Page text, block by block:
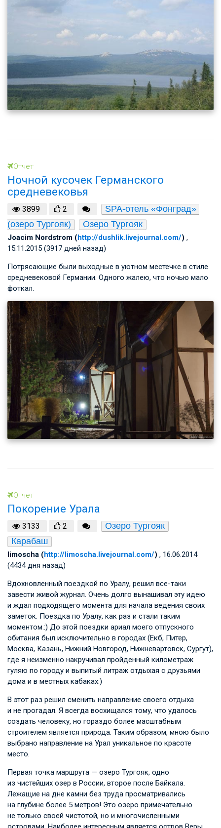
Отчет
Ночной кусочек Германского
средневековья
3899 2
SPA-отель «Фонград»
(озеро Тургояк)
Озеро Тургояк
Joacim Nordstrom (http://dushlik.livejournal.com/) ,
15.11.2015 (3917 дней назад)
Потрясающие были выходные в уютном местечке в стиле
средневековой Германии. Одного жалею, что ночью мало
фоткал.
Отчет
Покорение Урала
3133 2
Озеро Тургояк
Карабаш
limoscha (http://limoscha.livejournal.com/) , 16.06.2014
(4434 дня назад)
Вдохновленный поездкой по Уралу, решил все-таки
завести живой журнал. Очень долго вынашивал эту идею
и ждал подходящего момента для начала ведения своих
заметок. Поездка по Уралу, как раз и стали таким
моментом.:) До этой поездки ариал моего отпускного
обитания был исключительно в городах (Екб, Питер,
Москва, Казань, Нижний Новгород, Нижневартовск, Сургут),
где я неизменно накручивал пройденный километраж
гуляю по городу и выпитый литраж отдыхая с друзьями
дома и в местных кабаках:)
В этот раз решил сменить направление своего отдыха
и не прогадал. Я всегда восхищался тому, что удалось
создать человеку, но гораздо более масштабным
строителем является природа. Таким образом, мною было
выбрано направление на Урал уникальное по красоте
место.
Первая точка маршрута — озеро Тургояк, одно
из чистейших озер в России, второе после Байкала.
Лежащие на дне камни без труда просматривались
на глубине более 5 метров! Это озеро примечательно
не только своей чистотой, но и многочисленными